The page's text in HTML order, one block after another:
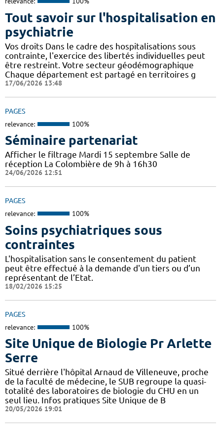
Tout savoir sur l'hospitalisation en
psychiatrie
Vos droits Dans le cadre des hospitalisations sous
contrainte, l'exercice des libertés individuelles peut
être restreint. Votre secteur géodémographique
Chaque département est partagé en territoires g
17/06/2026 13:48
PAGES
relevance: 100%
Séminaire partenariat
Afficher le filtrage Mardi 15 septembre Salle de
réception La Colombière de 9h à 16h30
24/06/2026 12:51
PAGES
relevance: 100%
Soins psychiatriques sous
contraintes
L'hospitalisation sans le consentement du patient
peut être effectué à la demande d'un tiers ou d’un
représentant de l’Etat.
18/02/2026 15:25
PAGES
relevance: 100%
Site Unique de Biologie Pr Arlette
Serre
Situé derrière l'hôpital Arnaud de Villeneuve, proche
de la faculté de médecine, le SUB regroupe la quasi-
totalité des laboratoires de biologie du CHU en un
seul lieu. Infos pratiques Site Unique de B
20/05/2026 19:01